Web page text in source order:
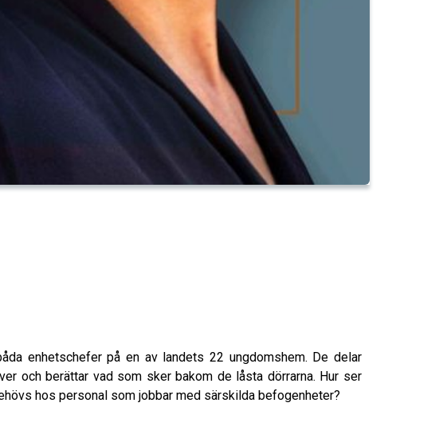
enhetschefer på en av landets 22 ungdomshem. De delar
och berättar vad som sker bakom de låsta dörrarna. Hur ser
hos personal som jobbar med särskilda befogenheter?